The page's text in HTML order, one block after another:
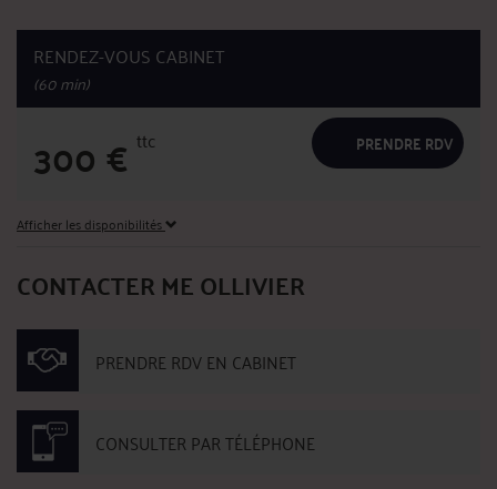
RENDEZ-VOUS CABINET
(60 min)
300€ ttc PRENDRE RDV
Afficher les disponibilités
CONTACTER ME OLLIVIER
PRENDRE RDV EN CABINET
CONSULTER PAR TÉLÉPHONE